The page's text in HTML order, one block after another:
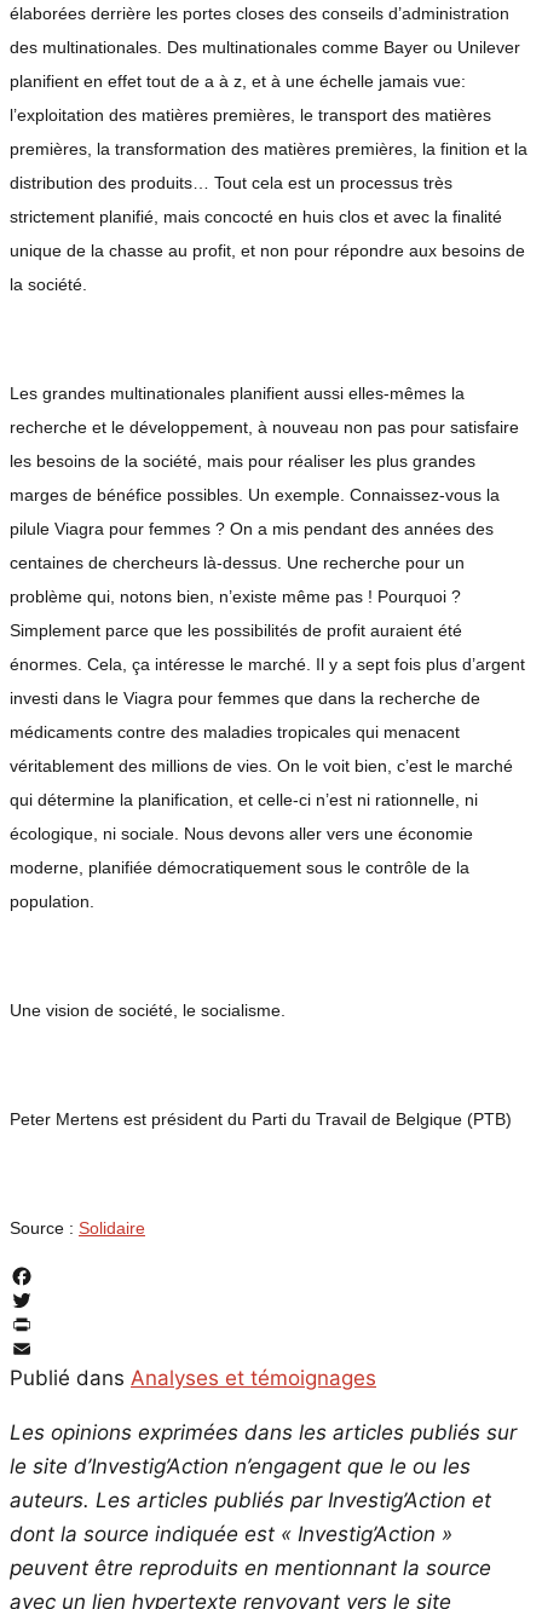
élaborées derrière les portes closes des conseils d’administration
des multinationales. Des multinationales comme Bayer ou Unilever
planifient en effet tout de a à z, et à une échelle jamais vue:
l’exploitation des matières premières, le transport des matières
premières, la transformation des matières premières, la finition et la
distribution des produits… Tout cela est un processus très
strictement planifié, mais concocté en huis clos et avec la finalité
unique de la chasse au profit, et non pour répondre aux besoins de
la société.
Les grandes multinationales planifient aussi elles-mêmes la
recherche et le développement, à nouveau non pas pour satisfaire
les besoins de la société, mais pour réaliser les plus grandes
marges de bénéfice possibles. Un exemple. Connaissez-vous la
pilule Viagra pour femmes ? On a mis pendant des années des
centaines de chercheurs là-dessus. Une recherche pour un
problème qui, notons bien, n’existe même pas ! Pourquoi ?
Simplement parce que les possibilités de profit auraient été
énormes. Cela, ça intéresse le marché. Il y a sept fois plus d’argent
investi dans le Viagra pour femmes que dans la recherche de
médicaments contre des maladies tropicales qui menacent
véritablement des millions de vies. On le voit bien, c’est le marché
qui détermine la planification, et celle-ci n’est ni rationnelle, ni
écologique, ni sociale. Nous devons aller vers une économie
moderne, planifiée démocratiquement sous le contrôle de la
population.
Une vision de société, le socialisme.
Peter Mertens est président du Parti du Travail de Belgique (PTB)
Source : Solidaire
Facebook
Twitter
PrintFriendly
Email
Publié dans Analyses et témoignages
Les opinions exprimées dans les articles publiés sur
le site d’Investig’Action n’engagent que le ou les
auteurs. Les articles publiés par Investig’Action et
dont la source indiquée est « Investig’Action »
peuvent être reproduits en mentionnant la source
avec un lien hypertexte renvoyant vers le site